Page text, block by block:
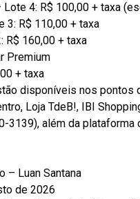
Lote 4: R$ 100,00 + taxa
3: R$ 110,00 + taxa
R$ 160,00 + taxa
Premium
+ taxa
disponíveis nos pontos
Loja TdeB!, IBI
3139), além da plataforma
– Luan Santana
de 2026